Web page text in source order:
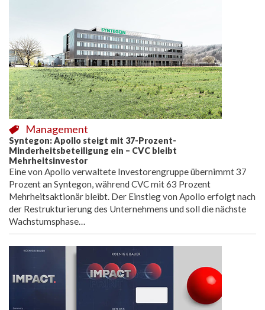
Syntegon: Apollo steigt mit 37-Prozent-
Minderheitsbeteiligung ein – CVC bleibt
Mehrheitsinvestor
Management
Eine von Apollo verwaltete Investorengruppe übernimmt 37
Prozent an Syntegon, während CVC mit 63 Prozent
Mehrheitsaktionär bleibt. Der Einstieg von Apollo erfolgt nach
der Restrukturierung des Unternehmens und soll die nächste
Wachstumsphase…